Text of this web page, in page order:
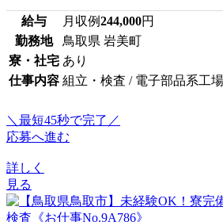
給与 月収例244,000円
勤務地
鳥取県 岩美町
寮・社宅 あり
仕事内容 組立・検査 / 電子部品系工
＼最短45秒で完了／
応募へ進む
詳しく
見る